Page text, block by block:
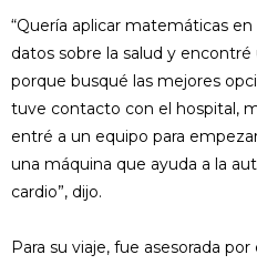
“Quería aplicar matemáticas
datos sobre la salud y
porque busqué las mejores
tuve contacto con el hospital,
entré a un equipo para
una máquina que ayuda a la
cardio”, dijo.
Para su viaje, fue asesorada